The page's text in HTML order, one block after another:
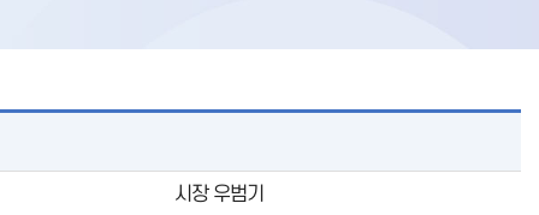
시장 우범기